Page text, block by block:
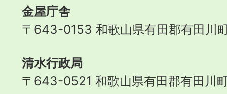
金屋庁舎
〒643-0153 和歌山県有田郡有田川
清水行政局
〒643-0521 和歌山県有田郡有田川